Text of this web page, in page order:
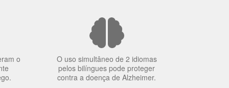
o
O uso simultâneo de 2 idiomas
pelos bilíngues pode proteger
contra a doença de Alzheimer.